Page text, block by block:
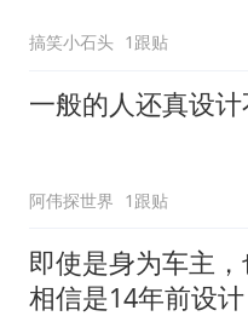
搞笑小石头 1跟贴
一般的人还真设
阿伟探世界 1跟贴
即使是身为车主
相信是14年前设计